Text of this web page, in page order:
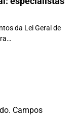
da Lei Geral de
Campos